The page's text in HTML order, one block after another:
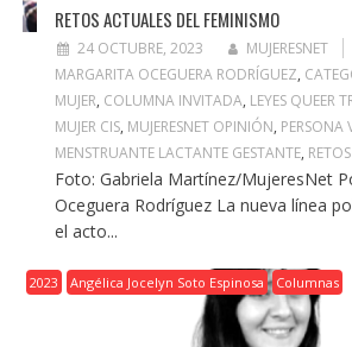
RETOS ACTUALES DEL FEMINISMO
24 OCTUBRE, 2023 MUJERESNET
MARGARITA OCEGUERA RODRÍGUEZ,
MUJER, COLUMNA INVITADA, LEYES QUEER
MUJER CIS, MUJERESNET OPINIÓN, PERSONA
MENSTRUANTE LACTANTE GESTANTE,
Foto: Gabriela Martínez/MujeresNet
Oceguera Rodríguez La nueva línea
el acto...
2023 Angélica Jocelyn Soto Espinosa Columnas